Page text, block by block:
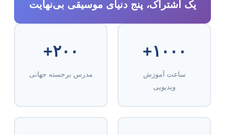
یک اشتراک، پنج دنیای موسیقی بی‌نهایت
۱۰۰۰+
ساعت آموزش
ویدیویی
۲۰۰+
مدرس برجسته جهانی